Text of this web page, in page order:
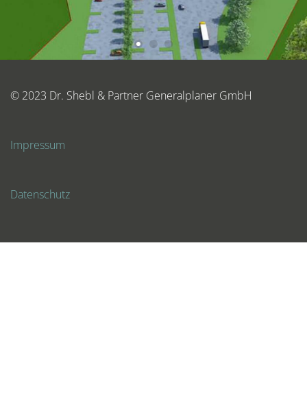
© 2023 Dr. Shebl & Partner Generalplaner GmbH
Impressum
Datenschutz